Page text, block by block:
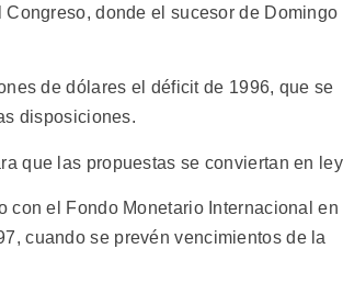
donde el sucesor de Domingo
de dólares el déficit de 1996, que se
disposiciones.
que las propuestas se conviertan en
con el Fondo Monetario Internacional en
cuando se prevén vencimientos de la